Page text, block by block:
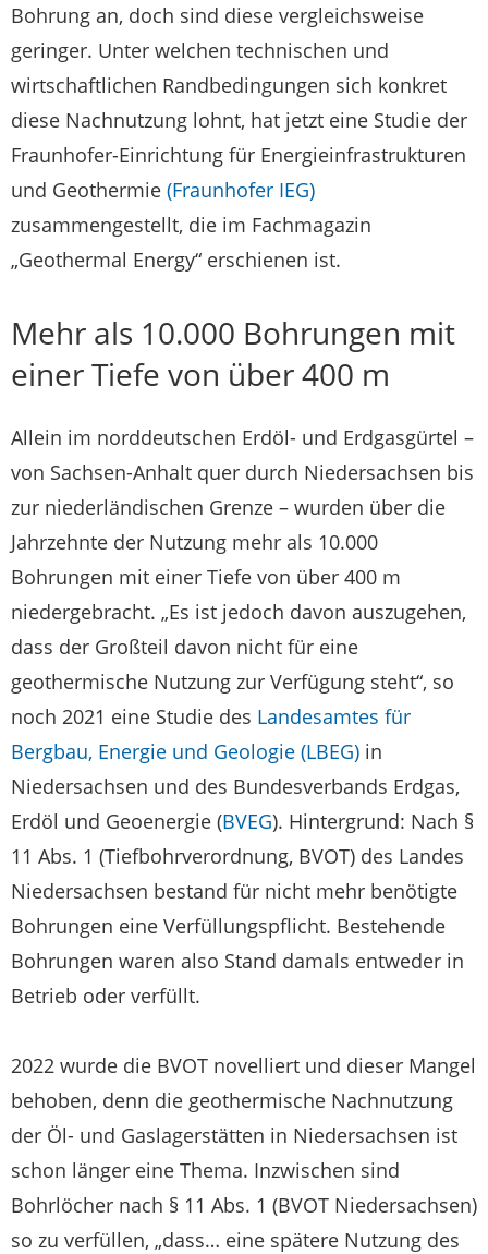
Bohrung an, doch sind diese vergleichsweise
geringer. Unter welchen technischen und
wirtschaftlichen Randbedingungen sich konkret
diese Nachnutzung lohnt, hat jetzt eine Studie der
Fraunhofer-Einrichtung für Energieinfrastrukturen
und Geothermie (Fraunhofer IEG)
zusammengestellt, die im Fachmagazin
„Geothermal Energy“ erschienen ist.
Mehr als 10.000 Bohrungen mit
einer Tiefe von über 400 m
Allein im norddeutschen Erdöl- und Erdgasgürtel –
von Sachsen-Anhalt quer durch Niedersachsen bis
zur niederländischen Grenze – wurden über die
Jahrzehnte der Nutzung mehr als 10.000
Bohrungen mit einer Tiefe von über 400 m
niedergebracht. „Es ist jedoch davon auszugehen,
dass der Großteil davon nicht für eine
geothermische Nutzung zur Verfügung steht“, so
noch 2021 eine Studie des Landesamtes für
Bergbau, Energie und Geologie (LBEG) in
Niedersachsen und des Bundesverbands Erdgas,
Erdöl und Geoenergie (BVEG). Hintergrund: Nach §
11 Abs. 1 (Tiefbohrverordnung, BVOT) des Landes
Niedersachsen bestand für nicht mehr benötigte
Bohrungen eine Verfüllungspflicht. Bestehende
Bohrungen waren also Stand damals entweder in
Betrieb oder verfüllt.
2022 wurde die BVOT novelliert und dieser Mangel
behoben, denn die geothermische Nachnutzung
der Öl- und Gaslagerstätten in Niedersachsen ist
schon länger eine Thema. Inzwischen sind
Bohrlöcher nach § 11 Abs. 1 (BVOT Niedersachsen)
so zu verfüllen, „dass… eine spätere Nutzung des